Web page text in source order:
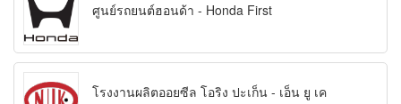
ศูนย์รถยนต์ฮอนด้า - Honda First
โรงงานผลิตออยซีล โอริง ปะเก็น - เอ็น ยู เค